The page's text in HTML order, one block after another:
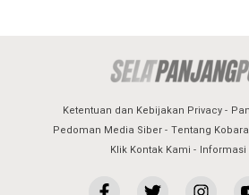
Ketentuan dan Kebijakan Privacy
Pedoman Media Siber
Tentang
Klik Kontak Kami
Informasi